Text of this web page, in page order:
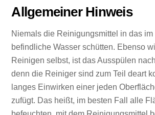
Allgemeiner Hinweis
Niemals die Reinigungsmittel in das im
befindliche Wasser schütten. Ebenso
Reinigen selbst, ist das Ausspülen
denn die Reiniger sind zum Teil deart
langes Einwirken einer jeden
zufügt. Das heißt, im besten Fall alle